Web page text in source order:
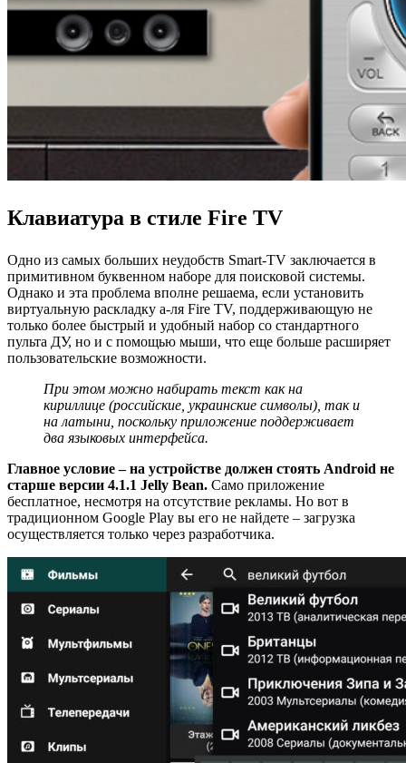
Клавиатура в стиле Fire TV
Одно из самых больших неудобств Smart-TV заключается в
примитивном буквенном наборе для поисковой системы.
Однако и эта проблема вполне решаема, если установить
виртуальную раскладку а-ля Fire TV, поддерживающую не
только более быстрый и удобный набор со стандартного
пульта ДУ, но и с помощью мыши, что еще больше расширяет
пользовательские возможности.
При этом можно набирать текст как на
кириллице (российские, украинские символы), так и
на латыни, поскольку приложение поддерживает
два языковых интерфейса.
Главное условие – на устройстве должен стоять Android не
старше версии 4.1.1 Jelly Bean. Само приложение
бесплатное, несмотря на отсутствие рекламы. Но вот в
традиционном Google Play вы его не найдете – загрузка
осуществляется только через разработчика.